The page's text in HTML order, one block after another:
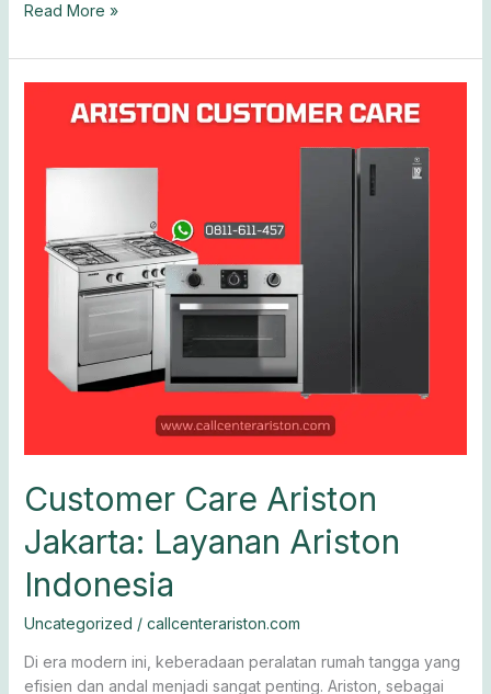
Read More »
Customer Care Ariston
Jakarta: Layanan Ariston
Indonesia
Uncategorized / callcenterariston.com
Di era modern ini, keberadaan peralatan rumah tangga yang
efisien dan andal menjadi sangat penting. Ariston, sebagai
Jakarta:
Layanan
Indonesia